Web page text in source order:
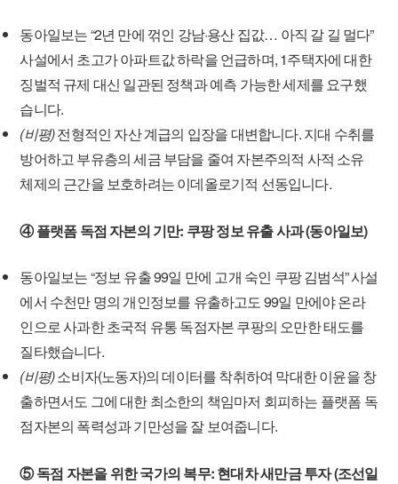
동아일보는 “2년 만에 꺾인 강남·용산 집값… 아직 갈 길 멀다”
사설에서 초고가 아파트값 하락을 언급하며, 1주택자에 대한
징벌적 규제 대신 일관된 정책과 예측 가능한 세제를 요구했
습니다.
(비평)전형적인 자산 계급의 입장을 대변합니다. 지대 수취를
방어하고 부유층의 세금 부담을 줄여 자본주의적 사적 소유
체제의 근간을 보호하려는 이데올로기적 선동입니다.
④ 플랫폼 독점 자본의 기만: 쿠팡 정보 유출 사과 (동아일보)
동아일보는 “정보 유출 99일 만에 고개 숙인 쿠팡 김범석” 사설
에서 수천만 명의 개인정보를 유출하고도 99일 만에야 온라
인으로 사과한 초국적 유통 독점자본 쿠팡의 오만한 태도를
질타했습니다.
(비평)소비자(노동자)의 데이터를 착취하여 막대한 이윤을 창
출하면서도 그에 대한 최소한의 책임마저 회피하는 플랫폼 독
점자본의 폭력성과 기만성을 잘 보여줍니다.
⑤ 독점 자본을 위한 국가의 복무: 현대차 새만금 투자 (조선일